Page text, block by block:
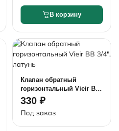
В корзину
Клапан обратный
горизонтальный Vieir ВВ
3/4", латунь
330 ₽
Под заказ